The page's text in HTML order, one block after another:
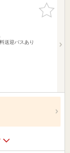
お気に入
りに追加
送迎バスあり